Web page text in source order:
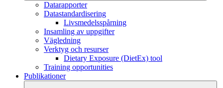
Datarapporter
Datastandardisering
Livsmedelsspårning
Insamling av uppgifter
Vägledning
Verktyg och resurser
Dietary Exposure (DietEx) tool
Training opportunities
Publikationer